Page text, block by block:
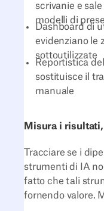
scrivanie e
modelli di
Dashboard di
evidenziano le
sottoutilizzate
Reportistica
sostituisce il
manuale
Misura i
Tracciare se i
strumenti di IA
fatto che tali
fornendo valore.